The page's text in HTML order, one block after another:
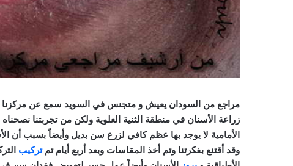
زراعة الأسنان في منطقة الثنية العلوية ولكن من تجربتنا
الأمامية لا يوجد بها عظم كافي لزرع سن بديل وأيضاً بسبب أن
وقد أقتنع بفكرتنا وتم أخذ المقاسات وبعد أربع أيام تمتركيب